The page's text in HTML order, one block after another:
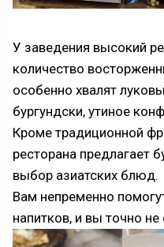
У заведения высокий
количество
особенно хвалят
бургундски, утиное
Кроме традиционной
ресторана предлагает
выбор азиатских блюд.
Вам непременно
напитков, и вы точно